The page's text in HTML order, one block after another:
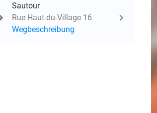
Sautour
Rue Haut-du-Village 16
Wegbeschreibung